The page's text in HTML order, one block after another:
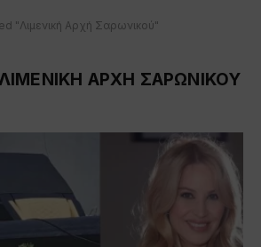
"Λιμενική Αρχή Σαρωνικού"
ΑΡΧΗ ΣΑΡΩΝΙΚΟΥ